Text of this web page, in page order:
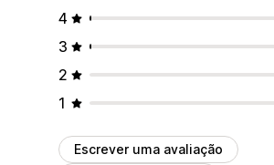
4
3
2
1
Escrever uma avaliação